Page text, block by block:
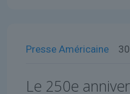
Presse Américaine
Le 250e